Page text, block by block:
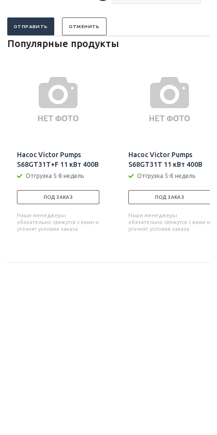
ОТПРАВИТЬ ОТМЕНИТЬ
Популярные продукты
Насос Victor Pumps
S68GT31T+F 11 кВт 400В
Отгрузка 5-8 недель
ПОД ЗАКАЗ
Наши менеджеры
обязательно свяжутся с вами и
уточнят условия заказа
Насос Victor Pumps
S68GT31T 11 кВт 400В
Отгрузка 5-8 недель
ПОД ЗАКАЗ
Наши менеджеры
обязательно свяжутся с вами и
уточнят условия заказа